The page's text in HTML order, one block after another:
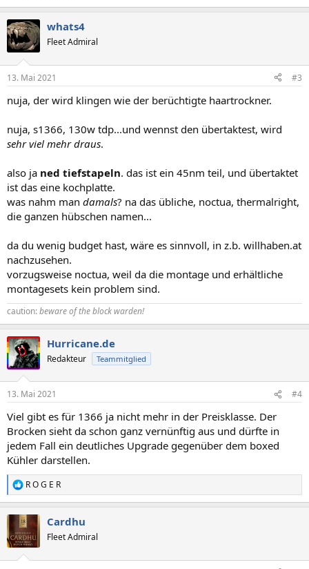
whats4
Fleet Admiral
13. Mai 2021 #3
nuja, der wird klingen wie der berüchtigte haartrockner.
nuja, s1366, 130w tdp...und wennst den übertaktest, wird
sehr viel mehr draus.
also ja ned tiefstapeln. das ist ein 45nm teil, und übertaktet
ist das eine kochplatte.
was nahm man damals? na das übliche, noctua, thermalright,
die ganzen hübschen namen...
da du wenig budget hast, wäre es sinnvoll, in z.b. willhaben.at
nachzusehen.
vorzugsweise noctua, weil da die montage und erhältliche
montagesets kein problem sind.
caution:beware of the block warden!
Hurricane.de
Redakteur Teammitglied
13. Mai 2021 #4
Viel gibt es für 1366 ja nicht mehr in der Preisklasse. Der
Brocken sieht da schon ganz vernünftig aus und dürfte in
jedem Fall ein deutliches Upgrade gegenüber dem boxed
Kühler darstellen.
R
e
k
t
i
R O G E R
Cardhu
Fleet Admiral